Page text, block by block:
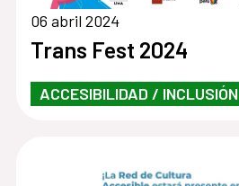
06 abril 2024
Trans Fest 2024
ACCESIBILIDAD / INCLUSIÓN